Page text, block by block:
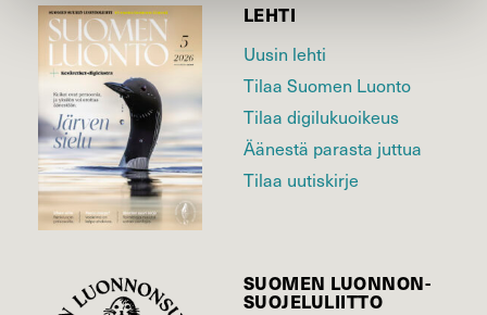
LEHTI
Uusin lehti
Tilaa Suomen Luonto
Tilaa digilukuoikeus
Äänestä parasta juttua
Tilaa uutiskirje
SUOMEN LUONNON­
SUOJELU­LIITTO